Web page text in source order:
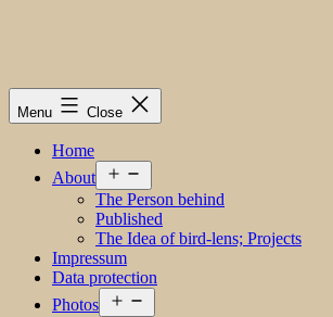
Menu Close
Home
About
menu
The Person behind
Published
The Idea of bird-lens; Projects
Impressum
Data protection
Photos